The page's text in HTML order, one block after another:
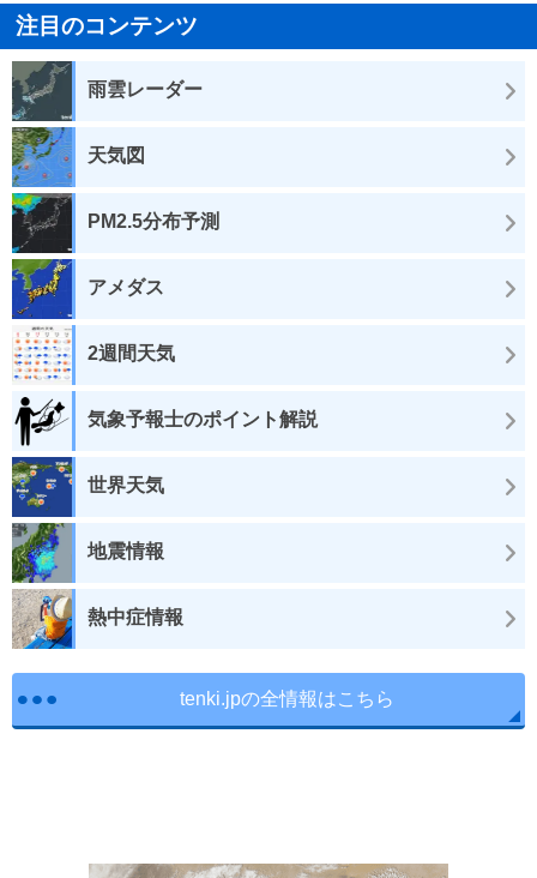
注目のコンテンツ
雨雲レーダー
天気図
PM2.5分布予測
アメダス
2週間天気
気象予報士のポイント解説
世界天気
地震情報
熱中症情報
tenki.jpの全情報はこちら